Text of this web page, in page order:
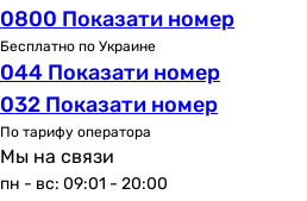
охлаждение и обогрев,
охлаждение и обогрев,
Мин. температура на обогрев
-10 °C
-7 °C
-25 °C
-25 °C
0800 Показати номер
Бесплатно по Украине
044 Показати номер
032 Показати номер
По тарифу оператора
Мы на связи
пн - вс: 09:01 - 20:00